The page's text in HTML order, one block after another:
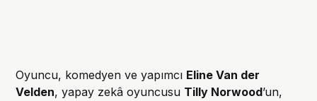
Oyuncu, komedyen ve yapımcı Eline Van der
Velden, yapay zekâ oyuncusu Tilly Norwood’un,